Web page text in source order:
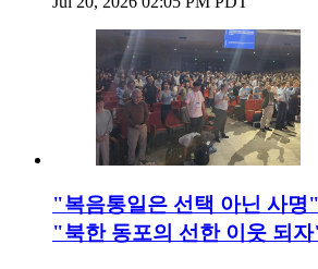
"복음통일은 선택 아닌 사
"북한 동포의 선한 이웃 되